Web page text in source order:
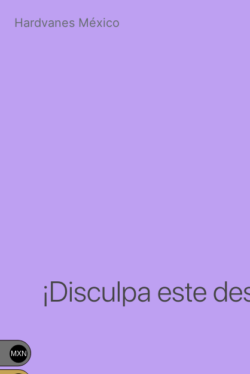
Hardvanes México
¡Disculpa este
MXN